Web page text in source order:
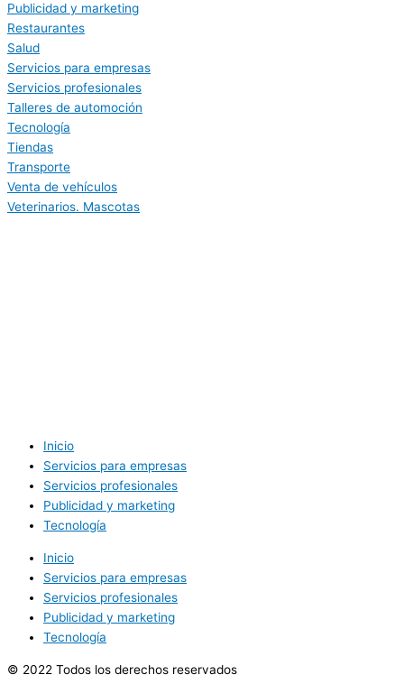
Publicidad y marketing
Restaurantes
Salud
Servicios para empresas
Servicios profesionales
Talleres de automoción
Tecnología
Tiendas
Transporte
Venta de vehículos
Veterinarios. Mascotas
Inicio
Servicios para empresas
Servicios profesionales
Publicidad y marketing
Tecnología
Inicio
Servicios para empresas
Servicios profesionales
Publicidad y marketing
Tecnología
© 2022 Todos los derechos reservados